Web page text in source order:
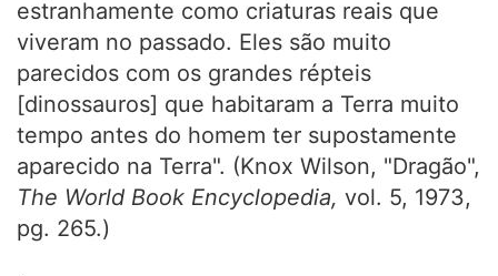
estranhamente como criaturas reais que
viveram no passado. Eles são muito
parecidos com os grandes répteis
[dinossauros] que habitaram a Terra muito
tempo antes do homem ter supostamente
aparecido na Terra". (Knox Wilson, "Dragão",
The World Book Encyclopedia, vol. 5, 1973,
pg. 265.)